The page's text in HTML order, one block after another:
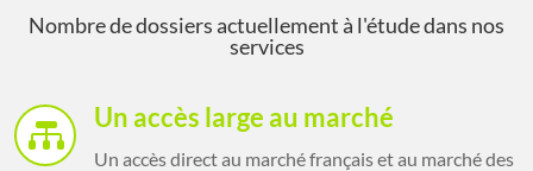
Nombre de dossiers actuellement à l'étude dans nos
services
 Un accès large au marché
Un accès direct au marché français et au marché des